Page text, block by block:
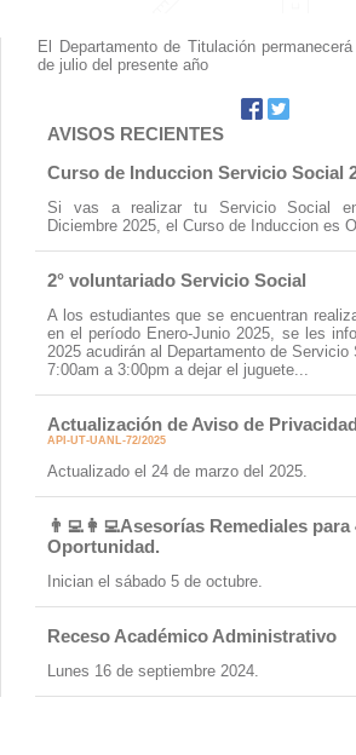
Vida Estudiantil
Contacto
El Departamento de Titulación
de julio del presente año
AVISOS RECIENTES
Curso de Induccion Servicio Social
Si vas a realizar tu Servicio Social
Diciembre 2025, el Curso de Induccion es
2° voluntariado Servicio Social
A los estudiantes que se encuentran
en el período Enero-Junio 2025, se les
2025 acudirán al Departamento de Servicio
7:00am a 3:00pm a dejar el juguete...
Actualización de Aviso de
API-UT-UANL-72/2025
Actualizado el 24 de marzo del 2025.
👨‍💻👩‍💻Asesorías Remediales para
Oportunidad.
Inician el sábado 5 de octubre.
Receso Académico Administrativo
Lunes 16 de septiembre 2024.